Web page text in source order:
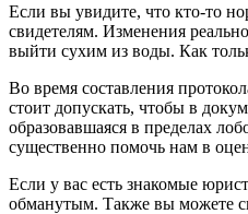
Если вы увидите, что кто-то
свидетелям. Изменения
выйти сухим из воды. Как
Во время составления
стоит допускать, чтобы в
образовавшаяся в пределах
существенно помочь нам в
Если у вас есть знакомые
обманутым. Также вы можете